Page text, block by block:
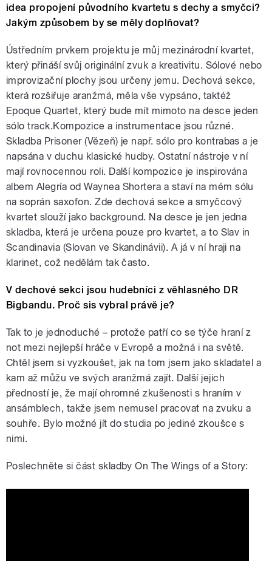
idea propojení původního kvartetu s dechy a smyčci?
Jakým způsobem by se měly doplňovat?
Ústředním prvkem projektu je můj mezinárodní kvartet,
který přináší svůj originální zvuk a kreativitu. Sólové nebo
improvizační plochy jsou určeny jemu. Dechová sekce,
která rozšiřuje aranžmá, měla vše vypsáno, taktéž
Epoque Quartet, který bude mít mimoto na desce jeden
sólo track.Kompozice a instrumentace jsou různé.
Skladba Prisoner (Vězeň) je např. sólo pro kontrabas a je
napsána v duchu klasické hudby. Ostatní nástroje v ní
mají rovnocennou roli. Další kompozice je inspirována
albem Alegría od Waynea Shortera a staví na mém sólu
na soprán saxofon. Zde dechová sekce a smyčcový
kvartet slouží jako background. Na desce je jen jedna
skladba, která je určena pouze pro kvartet, a to Slav in
Scandinavia (Slovan ve Skandinávii). A já v ní hraji na
klarinet, což nedělám tak často.
V dechové sekci jsou hudebníci z věhlasného DR
Bigbandu. Proč sis vybral právě je?
Tak to je jednoduché – protože patří co se týče hraní z
not mezi nejlepší hráče v Evropě a možná i na světě.
Chtěl jsem si vyzkoušet, jak na tom jsem jako skladatel a
kam až můžu ve svých aranžmá zajít. Další jejich
předností je, že mají ohromné zkušenosti s hraním v
ansámblech, takže jsem nemusel pracovat na zvuku a
souhře. Bylo možné jít do studia po jediné zkoušce s
nimi.
Poslechněte si část skladby On The Wings of a Story: